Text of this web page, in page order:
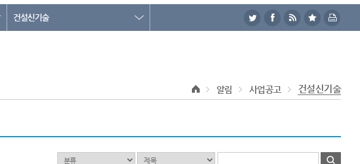
건설신기술
알림 사업공고 건설신기술